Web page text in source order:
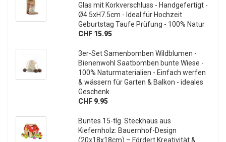
Glas mit Korkverschluss - Handgefertigt -
Ø4.5xH7.5cm - Ideal für Hochzeit
Geburtstag Taufe Prüfung - 100% Natur
CHF 15.95
3er-Set Samenbomben Wildblumen -
Bienenwohl Saatbomben bunte Wiese -
100% Naturmaterialien - Einfach werfen
& wässern für Garten & Balkon - ideales
Geschenk
CHF 9.95
Buntes 15-tlg. Steckhaus aus
Kiefernholz: Bauernhof-Design
(20x18x18cm) – Fördert Kreativität &